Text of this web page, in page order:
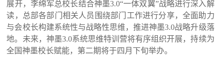
展开，李绵军总校长结合神墨3.0“一体双翼”战略进行深入解
读，总部各部门相关人员围绕部门工作进行分享，全面助力
与会校长构建系统性与战略性思维，推进神墨3.0战略升级落
地。未来，神墨3.0系统思维特训营将有序组织开展，持续为
全国神墨校长赋能，第二期将于四月下旬举办。